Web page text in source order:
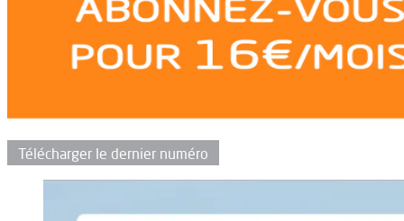
Télécharger le dernier numéro